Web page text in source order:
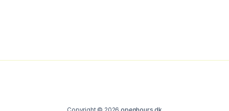
Copyright © 2026openhours.dk